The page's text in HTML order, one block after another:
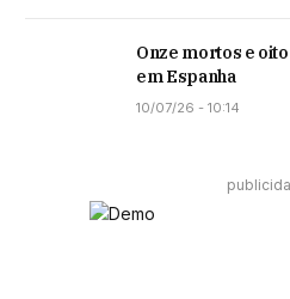
Onze mortos e
em Espanha
10/07/26 - 10:14